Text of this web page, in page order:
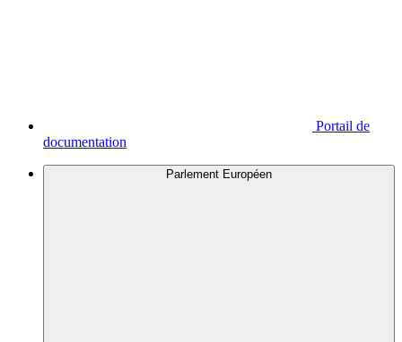
Portail de
documentation
Parlement Européen